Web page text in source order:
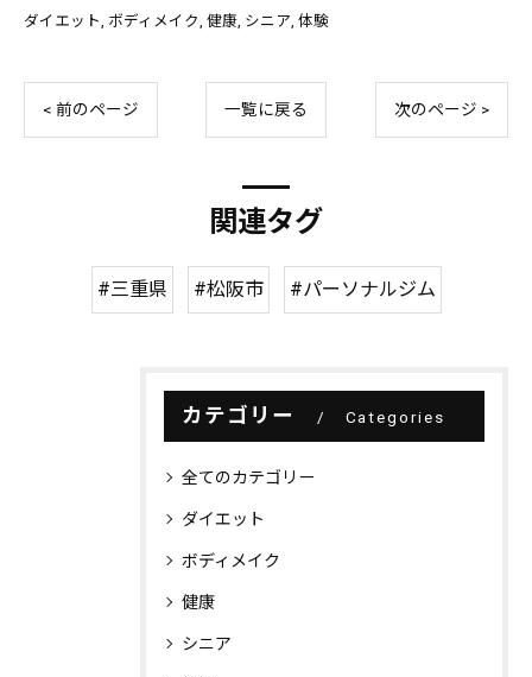
ダイエット ボディメイク 健康 シニア 体験
< 前のページ 一覧に戻る 次のページ >
関連タグ
#三重県 #松阪市 #パーソナルジム
カテゴリー Categories
全てのカテゴリー
ダイエット
ボディメイク
健康
シニア